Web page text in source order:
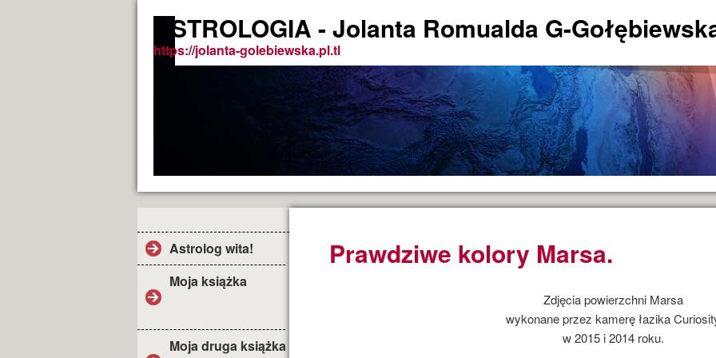
ASTROLOGIA - Jolanta Romualda G-
https://jolanta-golebiewska.pl.tl
Astrolog wita!
Moja książka
Moja druga książka
Prawdziwe kolory Marsa.
Zdjęcia powierzchni Marsa
wykonane przez kamerę łazika
w 2015 i 2014 roku.